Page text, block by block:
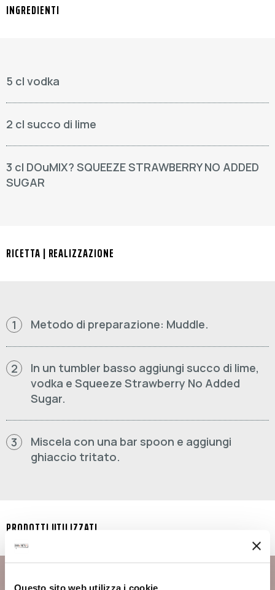
INGREDIENTI
5 cl vodka
2 cl succo di lime
3 cl DOuMIX? SQUEEZE STRAWBERRY NO ADDED
SUGAR
RICETTA | REALIZZAZIONE
1 Metodo di preparazione: Muddle.
2
In un tumbler basso aggiungi succo di lime,
vodka e Squeeze Strawberry No Added
Sugar.
3
Miscela con una bar spoon e aggiungi
ghiaccio tritato.
PRODOTTI UTILIZZATI